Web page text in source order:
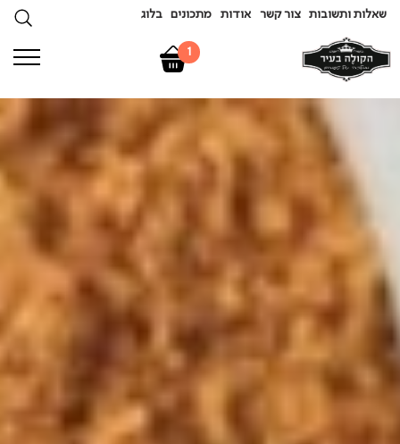
שאלות ותשובות צור קשר אודות מתכונים בלוג
1